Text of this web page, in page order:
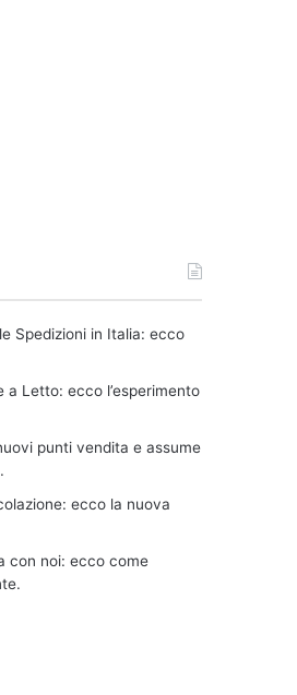
Spedizioni in Italia: ecco
a Letto: ecco l’esperimento
punti vendita e assume
ecco la nuova
con noi: ecco come